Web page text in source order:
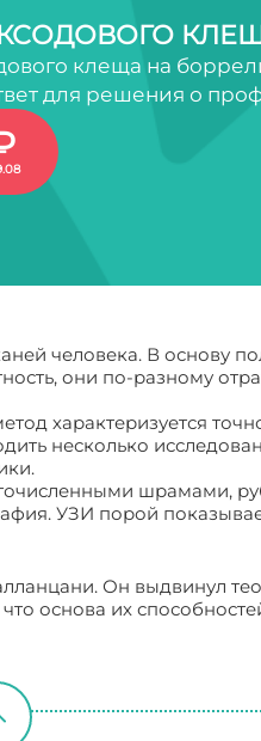
клеща на
для решения о
человека. В основу
они по-разному
характеризуется
несколько
шрамами,
УЗИ порой
Он выдвинул
основа их